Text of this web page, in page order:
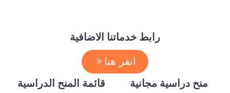
رابط خدماتنا الاضافية
انقر هنا
منح دراسية مجانية
قائمة المنح الدراسية